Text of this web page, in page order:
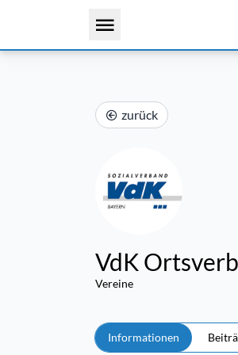
zurück
VdK
Vereine
Informationen